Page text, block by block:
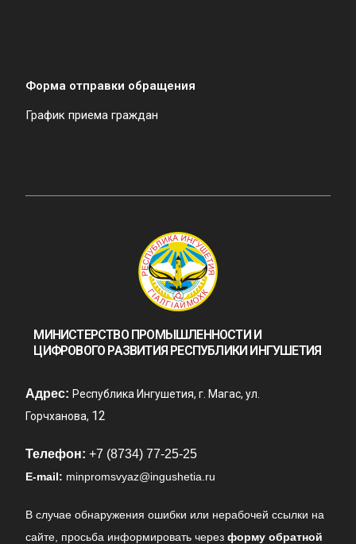
Форма отправки обращения
График приема граждан
МИНИСТЕРСТВО ПРОМЫШЛЕННОСТИ И
ЦИФРОВОГО РАЗВИТИЯ РЕСПУБЛИКИ ИНГУШЕТИЯ
Адрес: Республика Ингушетия, г. Магас, ул.
Горчханова, 12
Телефон: +7 (8734) 77-25-25
E-mail: minpromsvyaz@ingushetia.ru
В случае обнаружения ошибки или нерабочей ссылки на
сайте, просьба информировать черезформу обратной